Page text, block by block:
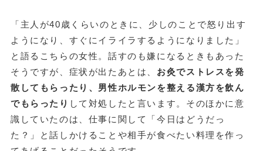
「主人が40歳くらいのときに、少しのことで怒り出す
ようになり、すぐにイライラするようになりました」
と語るこちらの女性。話すのも嫌になるときもあった
そうですが、症状が出たあとは、 お灸でストレスを発
散してもらったり、男性ホルモンを整える漢方を飲ん
でもらったり して対処したと言います。そのほかに意
識していたのは、仕事に関して「今日はどうだっ
た？」と話しかけることや相手が食べたい料理を作っ